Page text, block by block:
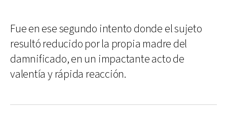
Fue en ese segundo intento donde el sujeto
resultó reducido por la propia madre del
damnificado, en un impactante acto de
valentía y rápida reacción.